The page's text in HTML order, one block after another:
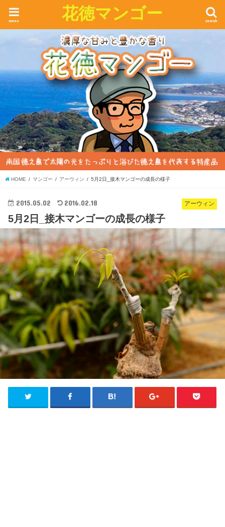
花徳マンゴー search
menu
HOME マンゴー アーウィン 5月2日_接木マンゴーの成長の様子
アーウィン
2015.05.02 2016.02.18
5月2日_接木マンゴーの成長の様子